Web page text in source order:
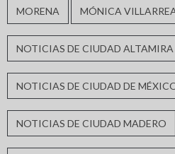
MORENA MÓNICA
NOTICIAS DE CIUDAD ALTAMIRA
NOTICIAS DE CIUDAD DE
NOTICIAS DE CIUDAD MADERO